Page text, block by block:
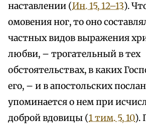
наставлении (Ин. 15, 12–13).
омовения ног, то оно
частных видов выражения
любви, – трогательный в тех
обстоятельствах, в каких
его, – и в апостольских
упоминается о нем при
доброй вдовицы (1 тим. 5, 10).